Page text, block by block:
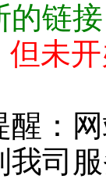
链接
但未
醒：
我司